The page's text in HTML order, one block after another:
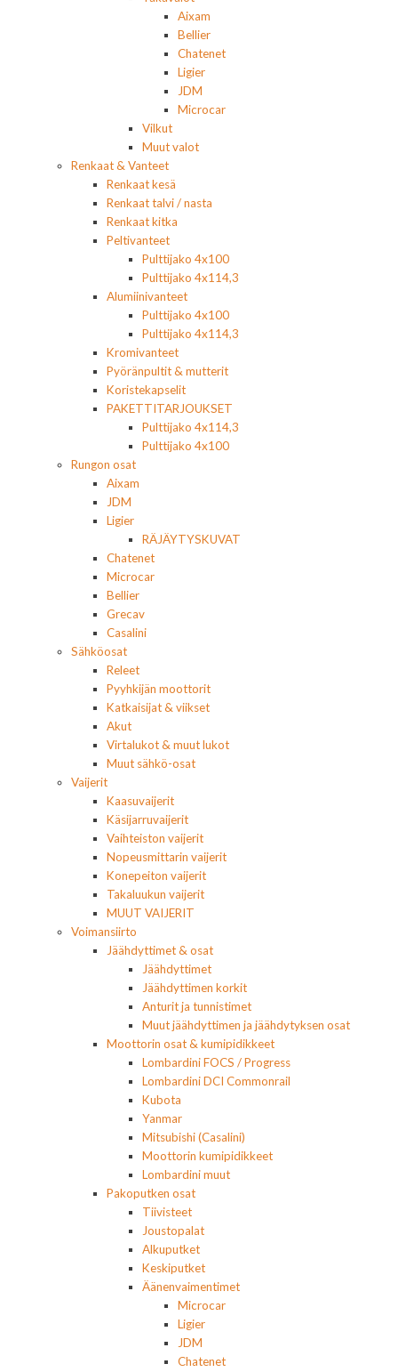
Aixam
Bellier
Chatenet
Ligier
JDM
Microcar
Vilkut
Muut valot
Renkaat & Vanteet
Renkaat kesä
Renkaat talvi / nasta
Renkaat kitka
Peltivanteet
Pulttijako 4x100
Pulttijako 4x114,3
Alumiinivanteet
Pulttijako 4x100
Pulttijako 4x114,3
Kromivanteet
Pyöränpultit & mutterit
Koristekapselit
PAKETTITARJOUKSET
Pulttijako 4x114,3
Pulttijako 4x100
Rungon osat
Aixam
JDM
Ligier
RÄJÄYTYSKUVAT
Chatenet
Microcar
Bellier
Grecav
Casalini
Sähköosat
Releet
Pyyhkijän moottorit
Katkaisijat & viikset
Akut
Virtalukot & muut lukot
Muut sähkö-osat
Vaijerit
Kaasuvaijerit
Käsijarruvaijerit
Vaihteiston vaijerit
Nopeusmittarin vaijerit
Konepeiton vaijerit
Takaluukun vaijerit
MUUT VAIJERIT
Voimansiirto
Jäähdyttimet & osat
Jäähdyttimet
Jäähdyttimen korkit
Anturit ja tunnistimet
Muut jäähdyttimen ja jäähdytyksen osat
Moottorin osat & kumipidikkeet
Lombardini FOCS / Progress
Lombardini DCI Commonrail
Kubota
Yanmar
Mitsubishi (Casalini)
Moottorin kumipidikkeet
Lombardini muut
Pakoputken osat
Tiivisteet
Joustopalat
Alkuputket
Keskiputket
Äänenvaimentimet
Microcar
Ligier
JDM
Chatenet